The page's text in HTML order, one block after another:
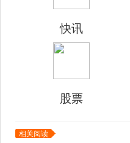
快讯
股票
相关阅读